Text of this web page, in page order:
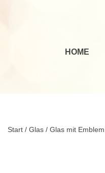
HOME
Start / Glas / Glas mit